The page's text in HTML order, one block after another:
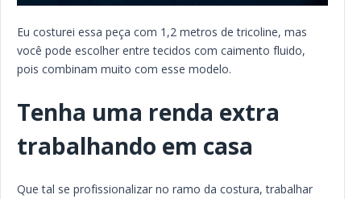
Eu costurei essa peça com 1,2 metros de tricoline, mas
você pode escolher entre tecidos com caimento fluido,
pois combinam muito com esse modelo.
Tenha uma renda extra
trabalhando em casa
Que tal se profissionalizar no ramo da costura, trabalhar